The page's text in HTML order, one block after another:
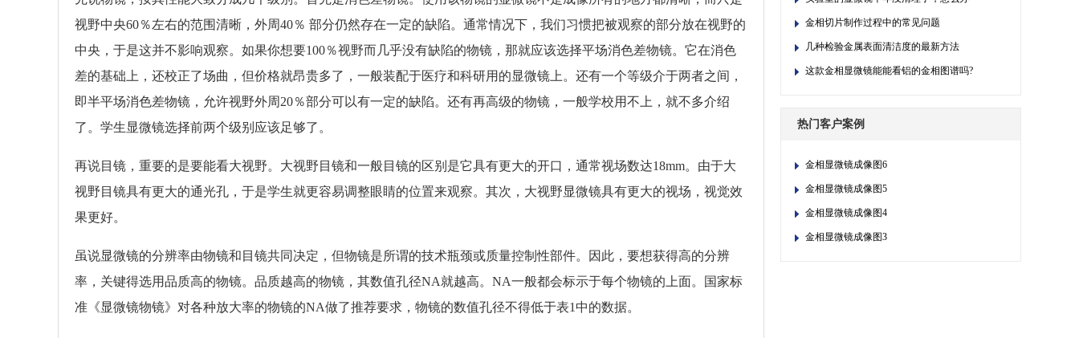
视野中央60％左右的范围清晰，外周40％ 部分仍然存在一定的缺陷。通常情况下，我们习惯把被观察的部分放在视野的
中央，于是这并不影响观察。如果你想要100％视野而几乎没有缺陷的物镜，那就应该选择平场消色差物镜。它在消色
差的基础上，还校正了场曲，但价格就昂贵多了，一般装配于医疗和科研用的显微镜上。还有一个等级介于两者之间，
即半平场消色差物镜，允许视野外周20％部分可以有一定的缺陷。还有再高级的物镜，一般学校用不上，就不多介绍
了。学生显微镜选择前两个级别应该足够了。
再说目镜，重要的是要能看大视野。大视野目镜和一般目镜的区别是它具有更大的开口，通常视场数达18mm。由于大
视野目镜具有更大的通光孔，于是学生就更容易调整眼睛的位置来观察。其次，大视野显微镜具有更大的视场，视觉效
果更好。
虽说显微镜的分辨率由物镜和目镜共同决定，但物镜是所谓的技术瓶颈或质量控制性部件。因此，要想获得高的分辨
率，关键得选用品质高的物镜。品质越高的物镜，其数值孔径NA就越高。NA一般都会标示于每个物镜的上面。国家标
准《显微镜物镜》对各种放大率的物镜的NA做了推荐要求，物镜的数值孔径不得低于表1中的数据。
金相切片制作过程中的常见问题
几种检验金属表面清洁度的最新方法
这款金相显微镜能能看铝的金相图谱吗?
热门客户案例
金相显微镜成像图6
金相显微镜成像图5
金相显微镜成像图4
金相显微镜成像图3